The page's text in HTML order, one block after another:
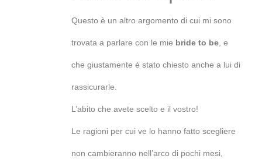
Questo è un altro argomento di cui mi sono
trovata a parlare con le mie bride to be , e
che giustamente è stato chiesto anche a lui di
rassicurarle.
L’abito che avete scelto e il vostro!
Le ragioni per cui ve lo hanno fatto scegliere
non cambieranno nell’arco di pochi mesi,